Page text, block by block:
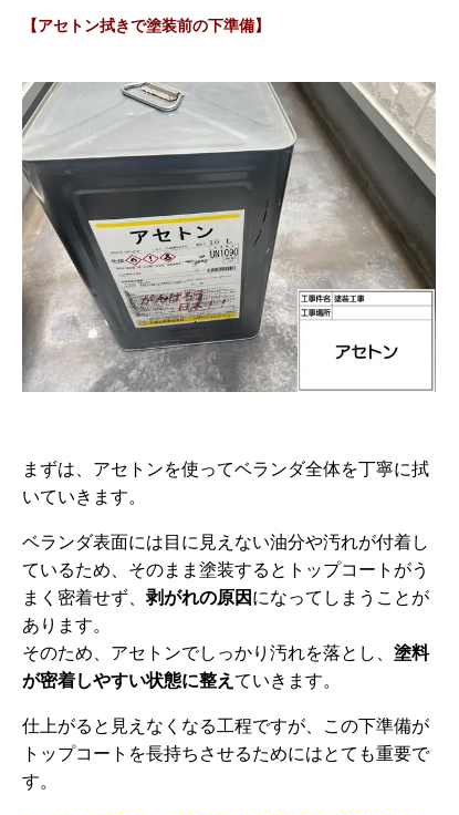
【アセトン拭きで塗装前の下準備】
まずは、アセトンを使ってベランダ全体を丁寧に拭
いていきます。
ベランダ表面には目に見えない油分や汚れが付着し
ているため、そのまま塗装するとトップコートがう
まく密着せず、 剥がれの原因 になってしまうことが
あります。
そのため、アセトンでしっかり汚れを落とし、 塗料
が密着しやすい状態に整え ていきます。
仕上がると見えなくなる工程ですが、この下準備が
トップコートを長持ちさせるためにはとても重要で
す。